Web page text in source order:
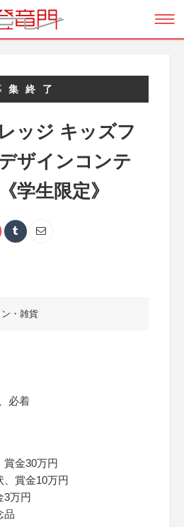
集終了
ッジ キッズフ
ザインコンテ
学生限定》
・雑貨
必着
金30万円
賞金10万円
万円
品